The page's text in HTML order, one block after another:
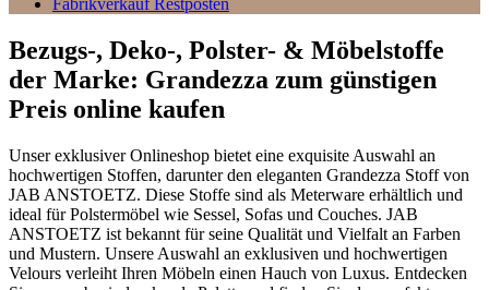
Bezugs-, Deko-, Polster- & Möbelstoffe
der Marke: Grandezza zum günstigen
Preis online kaufen
Unser exklusiver Onlineshop bietet eine exquisite Auswahl an
hochwertigen Stoffen, darunter den eleganten Grandezza Stoff von
JAB ANSTOETZ. Diese Stoffe sind als Meterware erhältlich und
ideal für Polstermöbel wie Sessel, Sofas und Couches. JAB
ANSTOETZ ist bekannt für seine Qualität und Vielfalt an Farben
und Mustern. Unsere Auswahl an exklusiven und hochwertigen
Velours verleiht Ihren Möbeln einen Hauch von Luxus. Entdecken